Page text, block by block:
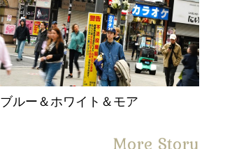
ブルー＆ホワイト＆モア
More Story